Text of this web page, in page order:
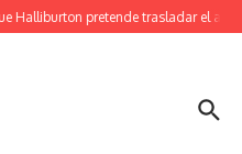
Halliburton pretende trasladar el